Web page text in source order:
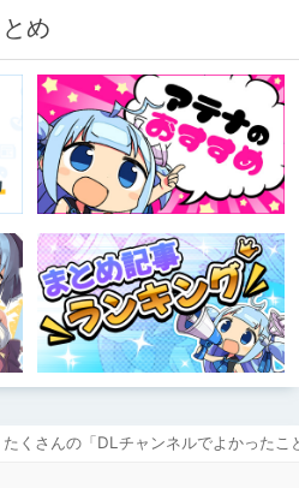
な め
たくさんの「DLチャンネルでよかったこ